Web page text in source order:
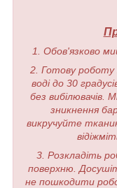
1. Обов'язково
2. Готову роботу
воді до 30
без вибілювачів.
зникнення
викручуйте
3. Розкладіть
поверхню.
не пошкодити